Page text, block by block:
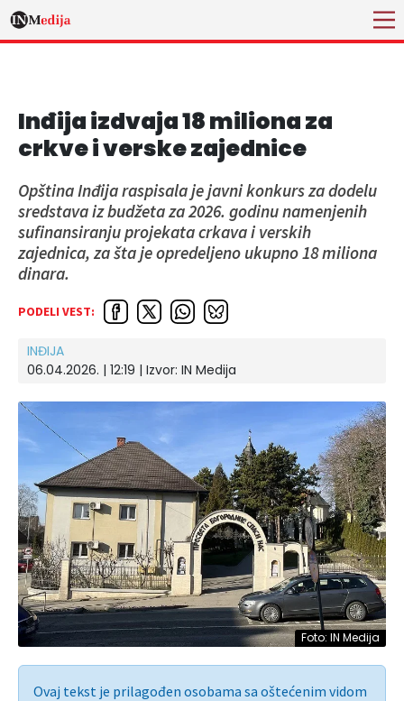
Inđija izdvaja 18 miliona za
crkve i verske zajednice
Opština Inđija raspisala je javni konkurs za dodelu
sredstava iz budžeta za 2026. godinu namenjenih
sufinansiranju projekata crkava i verskih
zajednica, za šta je opredeljeno ukupno 18 miliona
dinara.
PODELI VEST:
INĐIJA
06.04.2026. | 12:19 | Izvor: IN Medija
Foto: IN Medija
Ovaj tekst je prilagođen osobama sa oštećenim vidom